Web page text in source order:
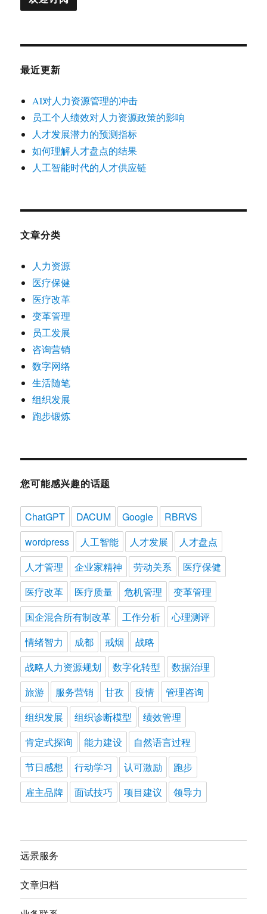
最近更新
AI对人力资源管理的冲击
员工个人绩效对人力资源政策的影响
人才发展潜力的预测指标
如何理解人才盘点的结果
人工智能时代的人才供应链
文章分类
人力资源
医疗保健
医疗改革
变革管理
员工发展
咨询营销
数字网络
生活随笔
组织发展
跑步锻炼
您可能感兴趣的话题
ChatGPT DACUM Google
RBRVS
wordpress
人工智能 人才发展
人才盘点
人才管理
企业家精神 劳动关系
医疗保健
医疗改革
医疗质量 危机管理
变革管理
国企混合所有制改革
工作分析
心理测评
情绪智力
成都 戒烟
战略
战略人力资源规划
数字化转型
数据治理
旅游
服务营销 甘孜 疫情
管理咨询
组织发展
组织诊断模型
绩效管理
肯定式探询
能力建设
自然语言过程
节日感想
行动学习 认可激励
跑步
雇主品牌
面试技巧 项目建议 领导力
远景服务
文章归档